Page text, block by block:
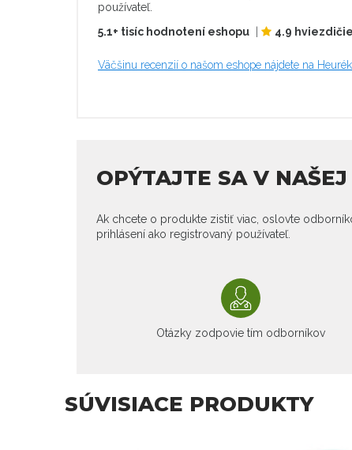
používateľ.
5.1+ tisíc hodnotení eshopu
4.9
Väčšinu recenzií o našom eshope nájdete na
OPÝTAJTE SA V
Ak chcete o produkte zistiť viac, oslovte
prihlásení ako registrovaný používateľ.
Otázky zodpovie tím odborníkov
SÚVISIACE PRODUKTY